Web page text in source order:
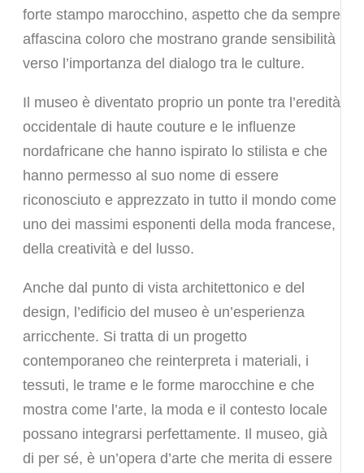
forte stampo marocchino, aspetto che da sempre
affascina coloro che mostrano grande sensibilità
verso l’importanza del dialogo tra le culture.
Il museo è diventato proprio un ponte tra l’eredità
occidentale di haute couture e le influenze
nordafricane che hanno ispirato lo stilista e che
hanno permesso al suo nome di essere
riconosciuto e apprezzato in tutto il mondo come
uno dei massimi esponenti della moda francese,
della creatività e del lusso.
Anche dal punto di vista architettonico e del
design, l’edificio del museo è un’esperienza
arricchente. Si tratta di un progetto
contemporaneo che reinterpreta i materiali, i
tessuti, le trame e le forme marocchine e che
mostra come l’arte, la moda e il contesto locale
possano integrarsi perfettamente. Il museo, già
di per sé, è un’opera d’arte che merita di essere